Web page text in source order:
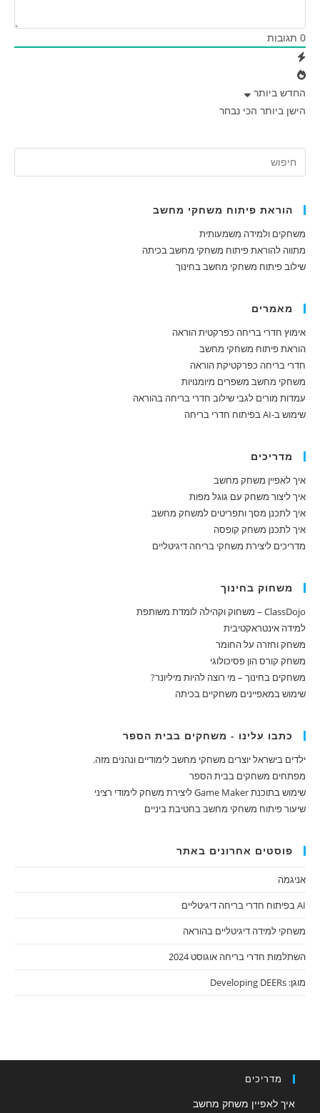
0 תגובות
החדש ביותר
הישן ביותר הכי נבחר
הוראת פיתוח משחקי מחשב
משחקים ולמידה משמעותית
מתווה להוראת פיתוח משחקי מחשב בכיתה
שילוב פיתוח משחקי מחשב בחינוך
מאמרים
אימוץ חדרי בריחה כפרקטית הוראה
הוראת פיתוח משחקי מחשב
חדרי בריחה כפרקטיקת הוראה
משחקי מחשב משפרים מיומנויות
עמדות מורים לגבי שילוב חדרי בריחה בהוראה
שימוש ב-AI בפיתוח חדרי בריחה
מדריכים
איך לאפיין משחק מחשב
איך ליצור משחק עם גוגל מפות
איך לתכנן מסך ותפריטים למשחק מחשב
איך לתכנן משחק קופסה
מדריכים ליצירת משחקי בריחה דיגיטליים
משחוק בחינוך
ClassDojo – משחוק וקהילה לומדת משותפת
למידה אינטראקטיבית
משחק וחזרה על החומר
משחק קורס הון פסיכולוגי
משחקים בחינוך – מי רוצה להיות מיליונר?
שימוש במאפיינים משחקיים בכיתה
כתבו עלינו - משחקים בבית הספר
ילדים בישראל יוצרים משחקי מחשב לימודיים ונהנים מזה.
מפתחים משחקים בבית הספר
שימוש בתוכנת Game Maker ליצירת משחק לימודי רציני
שיעור פיתוח משחקי מחשב בחטיבת ביניים
פוסטים אחרונים באתר
אניגמה
AI בפיתוח חדרי בריחה דיגיטליים
משחקי למידה דיגיטליים בהוראה
השתלמות חדרי בריחה אוגוסט 2024
מוגן: Developing DEERs
מדריכים
איך לאפיין משחק מחשב